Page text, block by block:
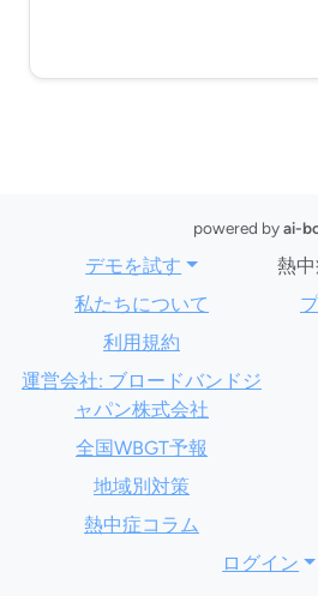
powered byai-
デモを試す
熱
私たちについて
利用規約
運営会社: ブロードバンドジ
ャパン株式会社
全国WBGT予報
地域別対策
熱中症コラム
ログイン